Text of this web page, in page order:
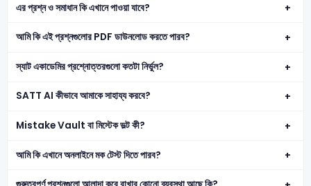
এর প্রশ্ন ও সমাধান কি এখানে পাওয়া যাবে?
আমি কি এই প্রশ্নগুলোর PDF ডাউনলোড করতে পারব?
স্যাট একাডেমির প্রশ্নোত্তরগুলো কতটা নির্ভুল?
SATT AI কীভাবে আমাকে সাহায্য করবে?
Mistake Vault বা মিস্টেক ভল্ট কী?
আমি কি এখানে অনলাইনে মক টেস্ট দিতে পারব?